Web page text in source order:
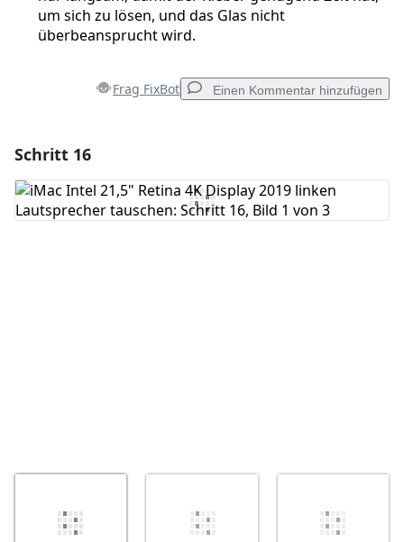
um sich zu lösen, und das Glas nicht
überbeansprucht wird.
Frag FixBot Einen Kommentar hinzufügen
Kommentar hinzufügen
Schritt 16